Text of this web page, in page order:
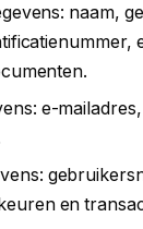
naam,
e-
en